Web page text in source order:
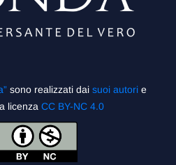
sono realizzati dai suoi autori e
licenza CC BY-NC 4.0